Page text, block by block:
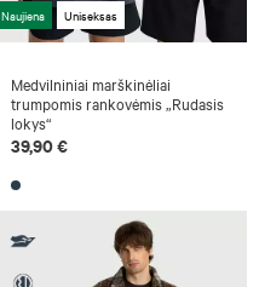
Naujiena Uniseksas
Medvilniniai marškinėliai
trumpomis rankovėmis „Rudasis
lokys“
39,90 €